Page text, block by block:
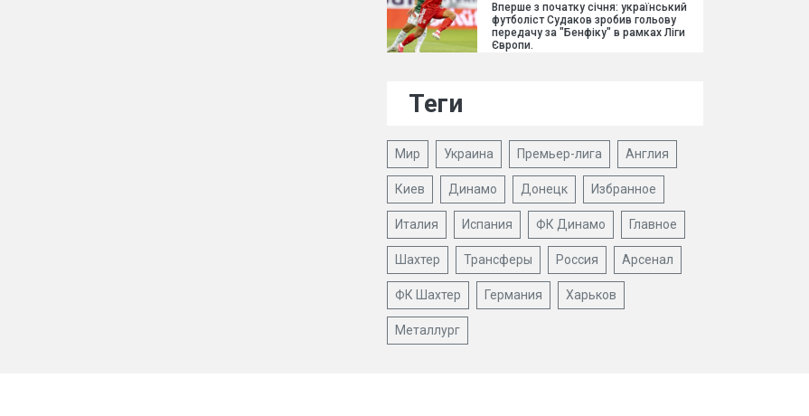
Вперше з початку січня: український
футболіст Судаков зробив гольову
передачу за "Бенфіку" в рамках Ліги
Європи.
Теги
Мир Украина Премьер-лига Англия
Киев Динамо Донецк Избранное
Италия Испания ФК Динамо Главное
Шахтер Трансферы Россия Арсенал
ФК Шахтер Германия Харьков
Металлург